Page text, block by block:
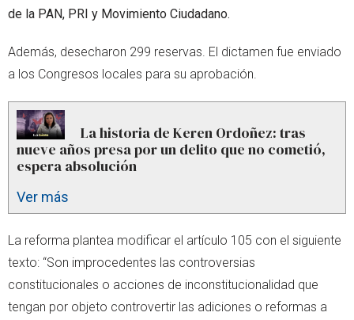
de la PAN, PRI y Movimiento Ciudadano.
Además, desecharon 299 reservas. El dictamen fue enviado
a los Congresos locales para su aprobación.
La historia de Keren Ordoñez: tras
nueve años presa por un delito que no cometió,
espera absolución
Ver más
La reforma plantea modificar el artículo 105 con el siguiente
texto: “Son improcedentes las controversias
constitucionales o acciones de inconstitucionalidad que
tengan por objeto controvertir las adiciones o reformas a